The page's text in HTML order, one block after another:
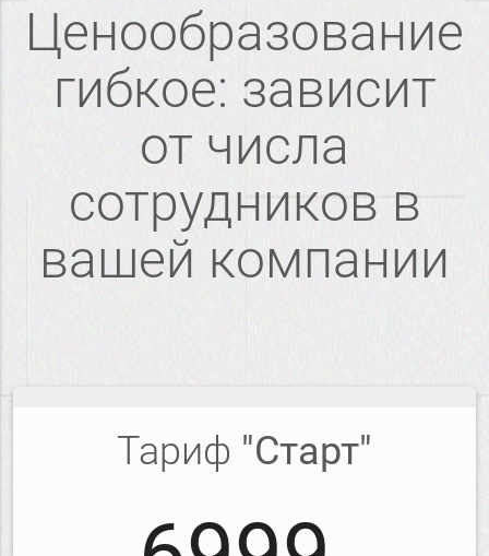
Ценообразование
гибкое: зависит
от числа
сотрудников в
вашей компании
Тариф "Старт"